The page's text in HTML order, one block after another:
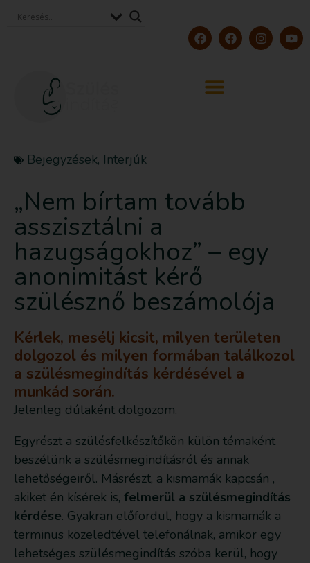
Bejegyzések, Interjúk
„Nem bírtam tovább
asszisztálni a
hazugságokhoz” – egy
anonimitást kérő
szülésznő beszámolója
Kérlek, mesélj kicsit, milyen területen
dolgozol és milyen formában találkozol
a szülésmegindítás kérdésével a
munkád során.
Jelenleg dúlaként dolgozom.
Egyrészt a szülésfelkészítőkön külön témaként
beszélünk a szülésmegindításról és annak
lehetőségeiről. Másrészt, a kismamák kapcsán ,
akiket én kísérek is, felmerül a szülésmegindítás
kérdése. Gyakran előfordul, hogy a kismamák a
terminus közeledtével telefonálnak, amikor egy
lehetséges szülésmegindítás szóba kerül, hogy